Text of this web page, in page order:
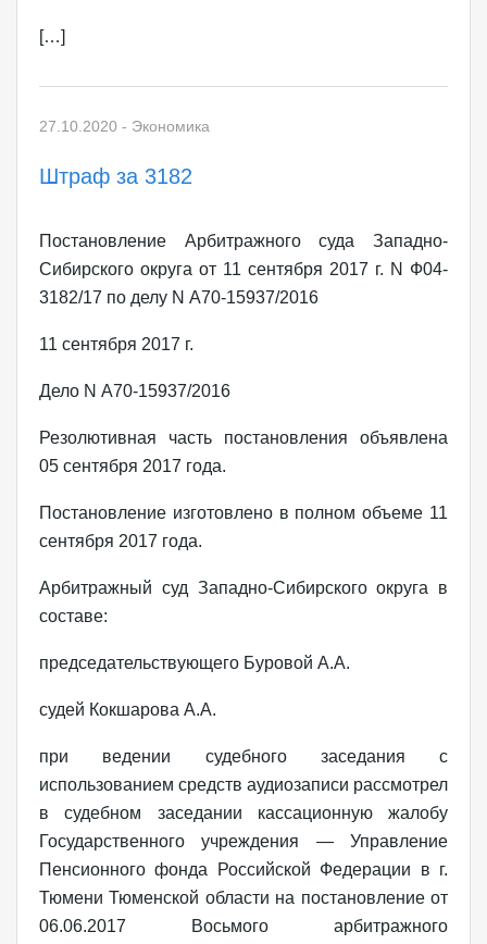
[…]
27.10.2020 - Экономика
Штраф за 3182
Постановление Арбитражного суда Западно-
Сибирского округа от 11 сентября 2017 г. N Ф04-
3182/17 по делу N А70-15937/2016
11 сентября 2017 г.
Дело N А70-15937/2016
Резолютивная часть постановления объявлена
05 сентября 2017 года.
Постановление изготовлено в полном объеме 11
сентября 2017 года.
Арбитражный суд Западно-Сибирского округа в
составе:
председательствующего Буровой А.А.
судей Кокшарова А.А.
при ведении судебного заседания с
использованием средств аудиозаписи рассмотрел
в судебном заседании кассационную жалобу
Государственного учреждения — Управление
Пенсионного фонда Российской Федерации в г.
Тюмени Тюменской области на постановление от
06.06.2017 Восьмого арбитражного